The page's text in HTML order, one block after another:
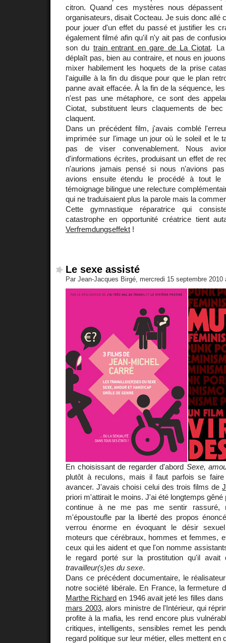
citron. Quand ces mystères nous
organisateurs, disait Cocteau. Je suis donc allé
pour jouer d'un effet du passé et justifier les
également filmé afin qu'il n'y ait pas de
son du train entrant en gare de La Ciotat. La
déplaît pas, bien au contraire, et nous en
mixer habilement les hoquets de la prise
l'aiguille à la fin du disque pour que le plan
panne avait effacée. À la fin de la séquence,
n'est pas une métaphore, ce sont des
Ciotat, substituent leurs claquements de
claquent.
Dans un précédent film, j'avais comblé
imprimée sur l'image un jour où le soleil et le
pas de viser convenablement. Nous
d'informations écrites, produisant un effet de
n'aurions jamais pensé si nous n'avions
avions ensuite étendu le procédé à tout le
témoignage bilingue une relecture
qui ne traduisaient plus la parole mais la
Cette gymnastique réparatrice qui
catastrophe en opportunité créatrice tient
Verfremdungseffekt !
Le sexe assisté
Par Jean-Jacques Birgé, mercredi 15 septembre
En choisissant de regarder d'abord Sexe,
plutôt à reculons, mais il faut parfois se
avancer. J'avais choisi celui des trois films de
priori m'attirait le moins. J'ai été longtemps
continue à ne me pas me sentir
m'époustoufle par la liberté des propos
verrou énorme en évoquant le désir
moteurs que cérébraux, hommes et femmes,
ceux qui les aident et que l'on nomme
le regard porté sur la prostitution qu'il
travailleur(s)es du sexe.
Dans ce précédent documentaire, le
notre société libérale. En France, la fermeture
Marthe Richard en 1946 avait jeté les filles
mars 2003, alors ministre de l'Intérieur, qui
profite à la mafia, les rend encore plus
critiques, intelligents, sensibles remet les
regard politique sur leur métier, elles mettent en